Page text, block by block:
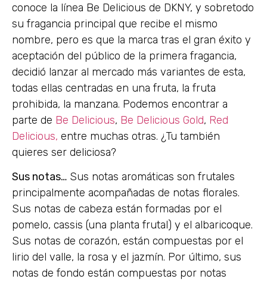
conoce la línea Be Delicious de DKNY, y sobretodo
su fragancia principal que recibe el mismo
nombre, pero es que la marca tras el gran éxito y
aceptación del público de la primera fragancia,
decidió lanzar al mercado más variantes de esta,
todas ellas centradas en una fruta, la fruta
prohibida, la manzana. Podemos encontrar a
parte de Be Delicious, Be Delicious Gold, Red
Delicious, entre muchas otras. ¿Tu también
quieres ser deliciosa?
Sus notas… Sus notas aromáticas son frutales
principalmente acompañadas de notas florales.
Sus notas de cabeza están formadas por el
pomelo, cassis (una planta frutal) y el albaricoque.
Sus notas de corazón, están compuestas por el
lirio del valle, la rosa y el jazmín. Por último, sus
notas de fondo están compuestas por notas